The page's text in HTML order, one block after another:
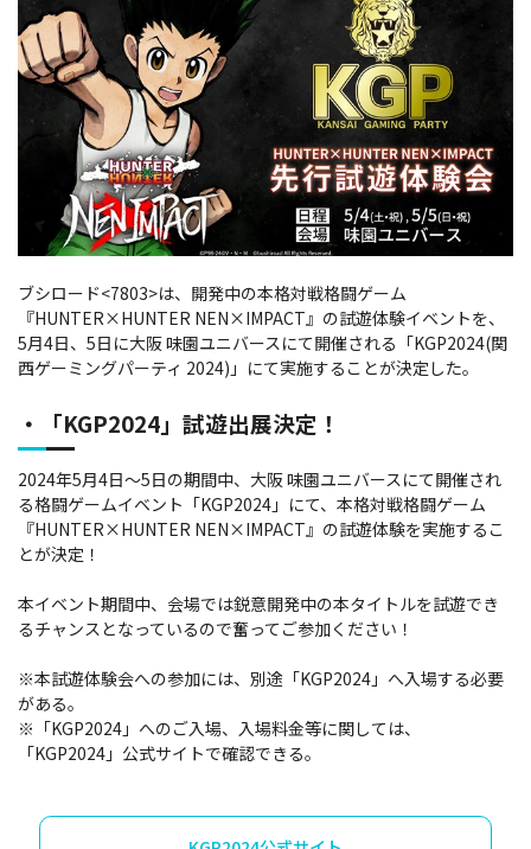
ブシロード<7803>は、開発中の本格対戦格闘ゲーム
『HUNTER×HUNTER NEN×IMPACT』の試遊体験イベントを、
5月4日、5日に大阪 味園ユニバースにて開催される「KGP2024(関
西ゲーミングパーティ 2024)」にて実施することが決定した。
・「KGP2024」試遊出展決定！
2024年5月4日～5日の期間中、大阪 味園ユニバースにて開催され
る格闘ゲームイベント「KGP2024」にて、本格対戦格闘ゲーム
『HUNTER×HUNTER NEN×IMPACT』の試遊体験を実施するこ
とが決定！
本イベント期間中、会場では鋭意開発中の本タイトルを試遊でき
るチャンスとなっているので奮ってご参加ください！
※本試遊体験会への参加には、別途「KGP2024」へ入場する必要
がある。
※「KGP2024」へのご入場、入場料金等に関しては、
「KGP2024」公式サイトで確認できる。